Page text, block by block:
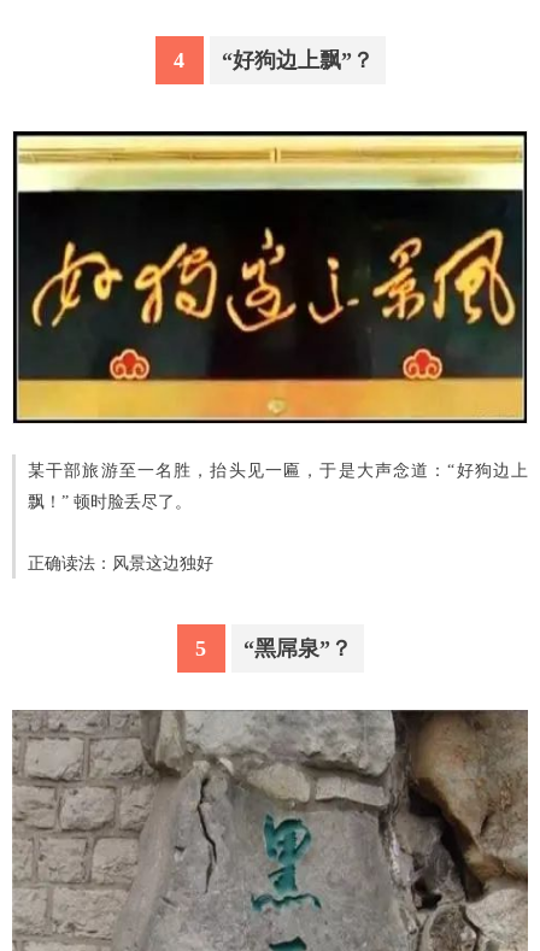
4 “好狗边上飘”？
某干部旅游至一名胜，抬头见一匾，于是大声念道：“好狗边上
飘！” 顿时脸丢尽了。
正确读法：风景这边独好
5 “黑屌泉”？